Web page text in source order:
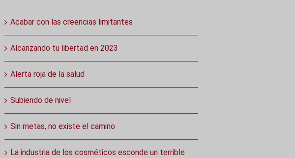
Acabar con las creencias limitantes
Alcanzando tu libertad en 2023
Alerta roja de la salud
Subiendo de nivel
Sin metas, no existe el camino
La industria de los cosméticos esconde un terrible